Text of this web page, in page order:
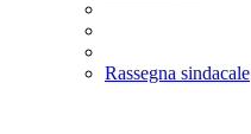
Rassegna sindacale